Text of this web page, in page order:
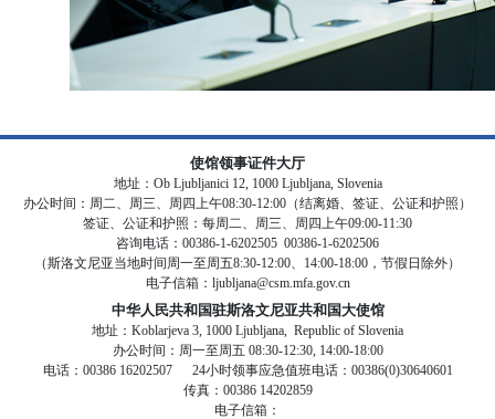
中华人民共和国驻斯洛文尼亚共和国大使馆
地址：Koblarjeva 3, 1000 Ljubljana, Republic of Slovenia
办公时间：周一至周五 08:30-12:30, 14:00-18:00
电话：00386 16202507 24小时领事应急值班电话：00386(0)30640601
传真：00386 14202859
电子信箱：
使馆领事证件大厅
地址：Ob Ljubljanici 12, 1000 Ljubljana, Slovenia
办公时间：周二、周三、周四上午08:30-12:00（结离婚、签证、公证和护照）
签证、公证和护照：每周二、周三、周四上午09:00-11:30
咨询电话：00386-1-6202505 00386-1-6202506
（斯洛文尼亚当地时间周一至周五8:30-12:00、14:00-18:00，节假日除外）
电子信箱：ljubljana@csm.mfa.gov.cn